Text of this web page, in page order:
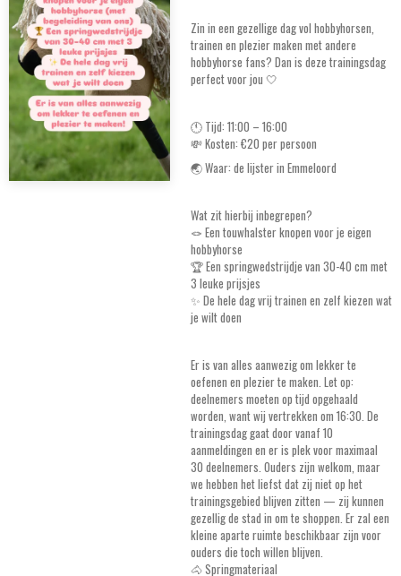
Zin in een gezellige dag vol hobbyhorsen,
trainen en plezier maken met andere
hobbyhorse fans? Dan is deze trainingsdag
perfect voor jou 🤍
🕚 Tijd: 11:00 – 16:00
💸 Kosten: €20 per persoon
🌏 Waar: de lijster in Emmeloord
Wat zit hierbij inbegrepen?
🪢 Een touwhalster knopen voor je eigen
hobbyhorse
🏆 Een springwedstrijdje van 30-40 cm met
3 leuke prijsjes
✨ De hele dag vrij trainen en zelf kiezen wat
je wilt doen
Er is van alles aanwezig om lekker te
oefenen en plezier te maken. Let op:
deelnemers moeten op tijd opgehaald
worden, want wij vertrekken om 16:30. De
trainingsdag gaat door vanaf 10
aanmeldingen en er is plek voor maximaal
30 deelnemers. Ouders zijn welkom, maar
we hebben het liefst dat zij niet op het
trainingsgebied blijven zitten — zij kunnen
gezellig de stad in om te shoppen. Er zal een
kleine aparte ruimte beschikbaar zijn voor
ouders die toch willen blijven.
🐴 Springmateriaal